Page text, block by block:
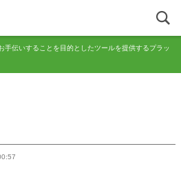
手伝いすることを目的としたツールを提供するプラッ